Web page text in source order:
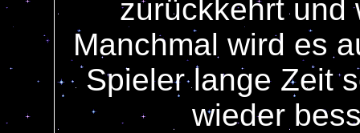
zurückkehrt und
Manchmal wird es
Spieler lange Zeit
wieder